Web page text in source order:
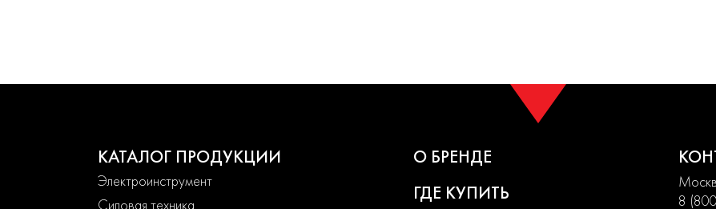
КАТАЛОГ ПРОДУКЦИИ
Электроинструмент
Силовая техника
О БРЕНДЕ
ГДЕ КУПИТЬ
8